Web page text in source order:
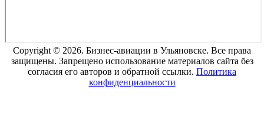
Copyright © 2026. Бизнес-авиации в Ульяновске. Все права
защищены. Запрещено использование материалов сайта без
согласия его авторов и обратной ссылки. Политика
конфиденциальности